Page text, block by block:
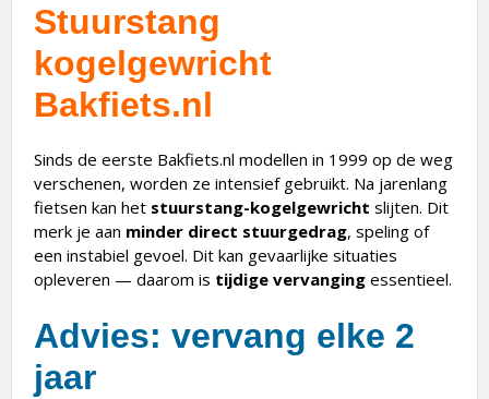
Stuurstang
kogelgewricht
Bakfiets.nl
Sinds de eerste Bakfiets.nl modellen in 1999 op de weg
verschenen, worden ze intensief gebruikt. Na jarenlang
fietsen kan het stuurstang-kogelgewricht slijten. Dit
merk je aan minder direct stuurgedrag, speling of
een instabiel gevoel. Dit kan gevaarlijke situaties
opleveren — daarom is tijdige vervanging essentieel.
Advies: vervang elke 2
jaar